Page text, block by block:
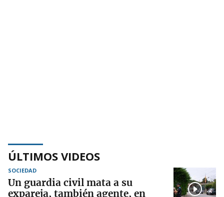
ÚLTIMOS VIDEOS
SOCIEDAD
Un guardia civil mata a su
expareja, también agente, en